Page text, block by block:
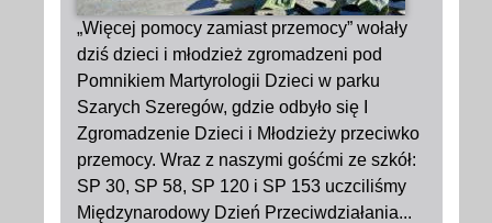
„Więcej pomocy zamiast przemocy” wołały
dziś dzieci i młodzież zgromadzeni pod
Pomnikiem Martyrologii Dzieci w parku
Szarych Szeregów, gdzie odbyło się I
Zgromadzenie Dzieci i Młodzieży przeciwko
przemocy. Wraz z naszymi gośćmi ze szkół:
SP 30, SP 58, SP 120 i SP 153 uczciliśmy
Międzynarodowy Dzień Przeciwdziałania...